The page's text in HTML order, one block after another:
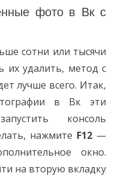
фото в Вк с
сотни или тысячи
их удалить, метод с
лучше всего. Итак,
в Вк эти
консоль
нажмите F12—
окно.
на вторую вкладку